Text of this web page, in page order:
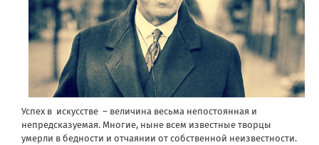
Успех в искусстве – величина весьма непостоянная и
непредсказуемая. Многие, ныне всем известные творцы
умерли в бедности и отчаянии от собственной неизвестности.